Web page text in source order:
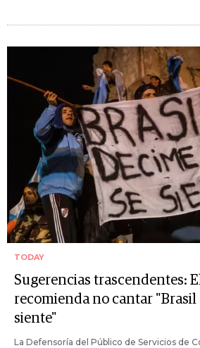
TODAY
Sugerencias trascendentes:
recomienda no cantar "Brasil
siente"
La Defensoría del Público de Servicios de